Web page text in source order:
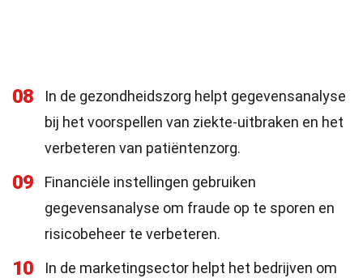
08
In de gezondheidszorg helpt gegevensanalyse
bij het voorspellen van ziekte-uitbraken en het
verbeteren van patiëntenzorg.
09
Financiële instellingen gebruiken
gegevensanalyse om fraude op te sporen en
risicobeheer te verbeteren.
10
In de marketingsector helpt het bedrijven om